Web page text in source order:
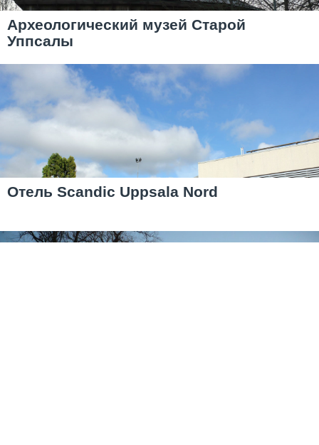
Археологический музей Старой
Уппсалы
Отель Scandic Uppsala Nord